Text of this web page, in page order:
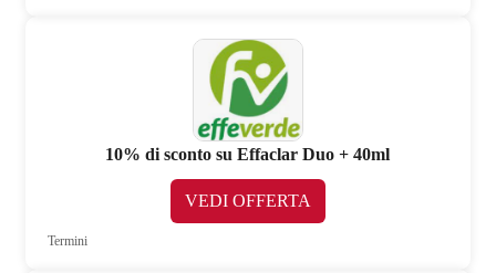
10% di sconto su Effaclar Duo + 40ml
VEDI OFFERTA
Termini